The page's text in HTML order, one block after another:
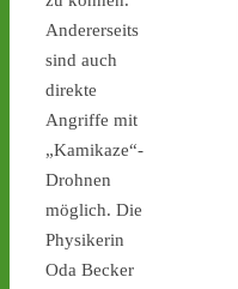
Andererseits
sind auch
direkte
Angriffe mit
„Kamikaze“-
Drohnen
möglich. Die
Physikerin
Oda Becker